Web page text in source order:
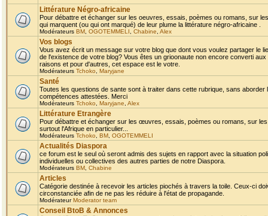
Littérature Négro-africaine
Pour débattre et échanger sur les oeuvres, essais, poèmes ou romans, sur
qui marquent (ou qui ont marqué) de leur plume la littérature négro-africaine .
Modérateurs BM OGOTEMMELI Chabine Alex
Vos blogs
Vous avez écrit un message sur votre blog que dont vous voulez partager le
de l'existence de votre blog? Vous êtes un grioonaute non encore converti
raisons et pour d'autres, cet espace est le votre.
Modérateurs Tchoko Maryjane
Santé
Toutes les questions de sante sont à traiter dans cette rubrique, sans
compétences attestées. Merci
Modérateurs Tchoko Maryjane Alex
Littérature Etrangère
Pour débattre et échanger sur les œuvres, essais, poèmes ou romans, sur
surtout l'Afrique en particulier...
Modérateurs Tchoko BM OGOTEMMELI
Actualités Diaspora
ce forum est le seul où seront admis des sujets en rapport avec la situation
individuelles ou collectives des autres parties de notre Diaspora.
Modérateurs BM Chabine
Articles
Catégorie destinée à recevoir les articles piochés à travers la toile. Ceux-ci
circonstanciée afin de ne pas les réduire à l'état de propagande.
ModérateurModerator team
Conseil BtoB & Annonces